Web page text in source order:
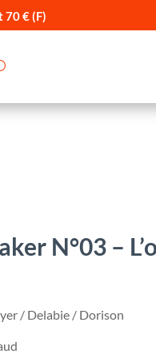
70 € (F)
N°03 –
/ Delabie / Dorison